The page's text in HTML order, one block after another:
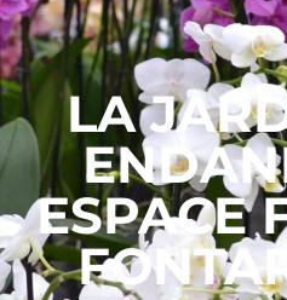
LA
ESPACE